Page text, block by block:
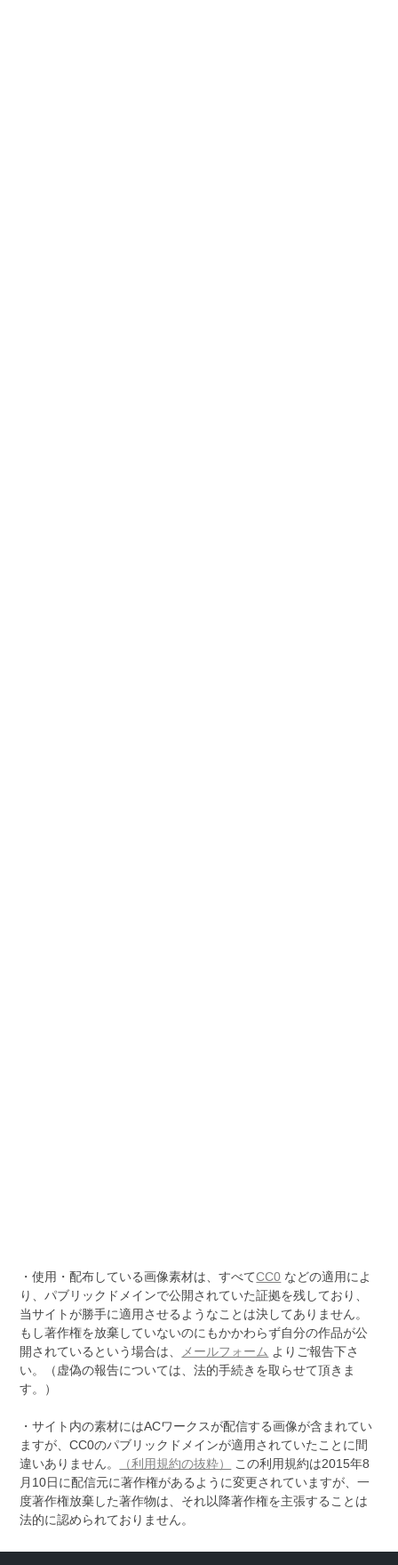
・使用・配布している画像素材は、すべてCC0 などの適用によ
り、パブリックドメインで公開されていた証拠を残しており、
当サイトが勝手に適用させるようなことは決してありません。
もし著作権を放棄していないのにもかかわらず自分の作品が公
開されているという場合は、
メールフォーム よりご報告下さ
い。（虚偽の報告については、法的手続きを取らせて頂きま
す。）
・サイト内の素材にはACワークスが配信する画像が含まれてい
ますが、CC0のパブリックドメインが適用されていたことに間
違いありません。
（利用規約の抜粋）
この利用規約は2015年8
月10日に配信元に著作権があるように変更されていますが、一
度著作権放棄した著作物は、それ以降著作権を主張することは
法的に認められておりません。